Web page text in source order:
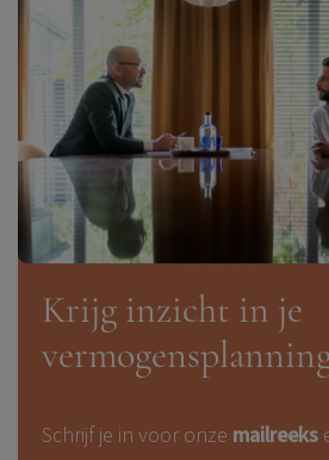
Krijg inzicht in je
Schrijf je in voor onze mailreeks